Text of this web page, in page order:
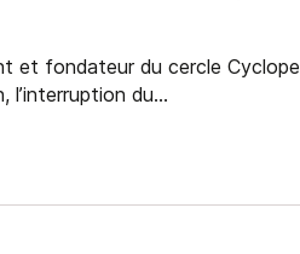
et fondateur du cercle Cyclope
l’interruption du...